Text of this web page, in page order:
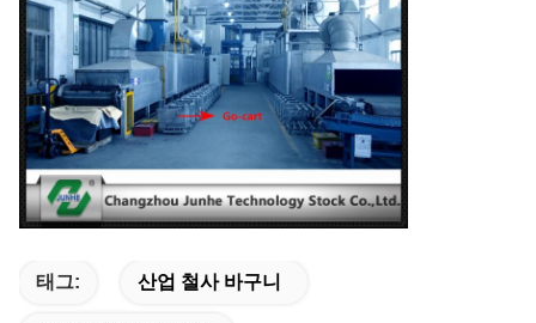
태그: 산업 철사 바구니